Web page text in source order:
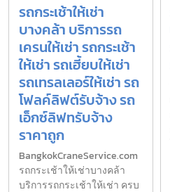
รถกระเช้าให้เช่า
บางคล้า บริการรถ
เครนให้เช่า รถกระเช้า
ให้เช่า รถเฮี้ยบให้เช่า
รถเทรลเลอร์ให้เช่า รถ
โฟลค์ลิฟต์รับจ้าง รถ
เอ็กซ์ลิฟทรับจ้าง
ราคาถูก
BangkokCraneService.com
รถกระเช้าให้เช่าบางคล้า
บริการรถกระเช้าให้เช่า ครบ